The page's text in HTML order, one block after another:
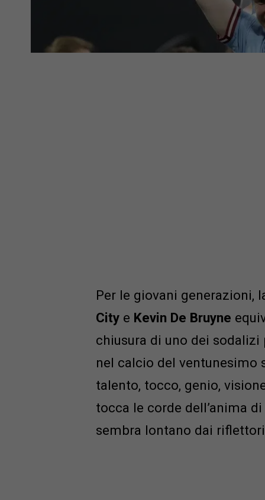
Per le giovani generazioni,
City e Kevin De Bruyne
chiusura di uno dei
nel calcio del ventunesimo
talento, tocco, genio,
tocca le corde dell’anima
sembra lontano dai